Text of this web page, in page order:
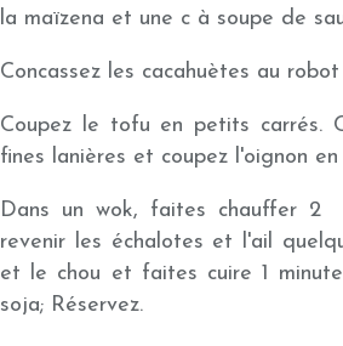
la maïzena et une c à soupe de
Concassez les cacahuètes au
Coupez le tofu en petits carrés.
fines lanières et coupez l'oignon
Dans un wok, faites chauffer
revenir les échalotes et l'ail
et le chou et faites cuire 1
soja; Réservez.